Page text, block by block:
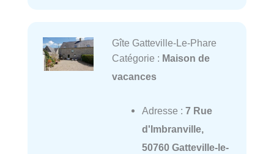
Gîte Gatteville-Le-Phare
Catégorie : Maison de
vacances
Adresse : 7 Rue
d'Imbranville,
50760 Gatteville-le-